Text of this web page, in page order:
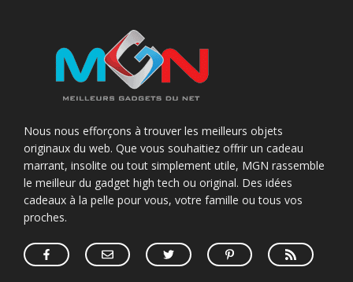
Nous nous efforçons à trouver les meilleurs objets
originaux du web. Que vous souhaitiez offrir un cadeau
marrant, insolite ou tout simplement utile, MGN rassemble
le meilleur du gadget high tech ou original. Des idées
cadeaux à la pelle pour vous, votre famille ou tous vos
proches.